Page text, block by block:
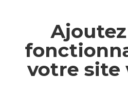
votre site